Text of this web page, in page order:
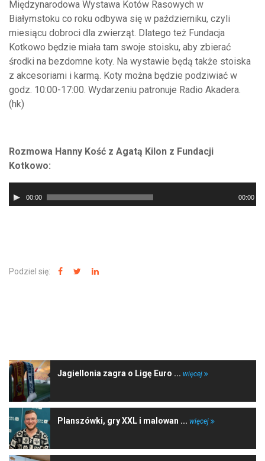
Międzynarodowa Wystawa Kotów Rasowych w
Białymstoku co roku odbywa się w październiku, czyli
miesiącu dobroci dla zwierząt. Dlatego też Fundacja
Kotkowo będzie miała tam swoje stoisku, aby zbierać
środki na bezdomne koty. Na wystawie będą także stoiska
z akcesoriami i karmą. Koty można będzie podziwiać w
godz. 10:00-17:00. Wydarzeniu patronuje Radio Akadera.
(hk)
Rozmowa Hanny Kość z Agatą Kilon z Fundacji
Kotkowo:
plików00:00 00:00
Podziel się:
Jagiellonia zagra o Ligę Euro ... więcej
Planszówki, gry XXL i malowan ... więcej